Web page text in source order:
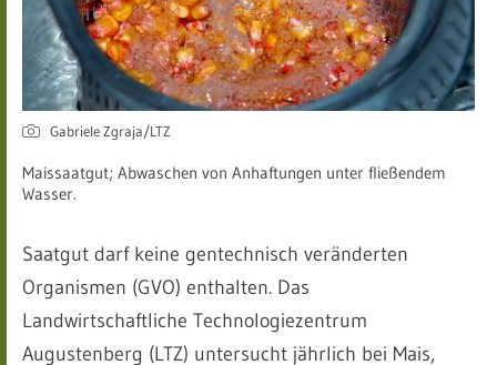
Gabriele Zgraja/LTZ
Maissaatgut; Abwaschen von Anhaftungen unter fließendem
Wasser.
Saatgut darf keine gentechnisch veränderten
Organismen (GVO) enthalten. Das
Landwirtschaftliche Technologiezentrum
Augustenberg (LTZ) untersucht jährlich bei Mais,